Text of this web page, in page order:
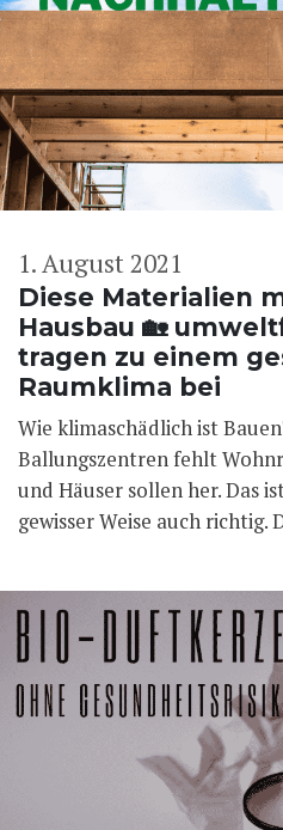
Diese Materialien
Hausbau 🏡
tragen zu einem
Raumklima bei
1. August 2021
Wie klimaschädlich ist
Ballungszentren fehlt
und Häuser sollen her. Das
gewisser Weise auch richtig.